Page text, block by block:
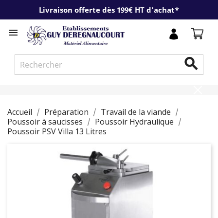
Livraison offerte dès 199€ HT d'achat*


Accueil Préparation
Travail de la viande
Poussoir à saucisses
Poussoir Hydraulique
Poussoir PSV Villa 13 Litres